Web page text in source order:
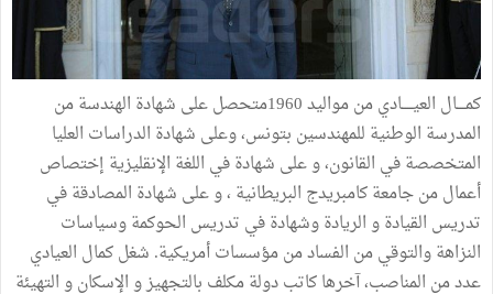
كمــــال العيـــــادي من مواليد 1960متحصل على شهادة الهندسة من
المدرسة الوطنية للمهندسين بتونس، وعلى شهادة الدراسات العليا
المتخصصة في القانون، و على شهادة في اللغة الإنقليزية إختصاص
أعمال من جامعة كامبريدج البريطانية ، و على شهادة المصادقة في
تدريس القيادة و الريادة وشهادة في تدريس الحوكمة وسياسات
النزاهة والتوقي من الفساد من مؤسسات أمريكية. شغل كمال العيادي
عدد من المناصب، آخرها كاتب دولة مكلف بالتجهيز و الإسكان و التهيئة